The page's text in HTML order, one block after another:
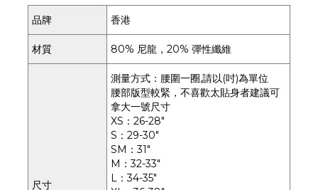
品牌 香港
材質 80% 尼龍，20% 彈性纖維
尺寸
測量方式：腰圍一圈,請以(吋)為單位
腰部版型較緊，不喜歡太貼身者建議可
拿大一號尺寸
XS：26-28"
S：29-30"
SM：31"
M：32-33"
L：34-35"